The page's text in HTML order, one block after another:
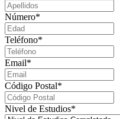
Número*
Teléfono*
Email*
Código Postal*
Nivel de Estudios*